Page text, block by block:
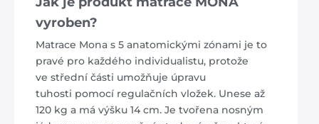
vyroben?
Matrace Mona s 5 anatomickými zónami je to
pravé pro každého individualistu, protože
ve střední části umožňuje úpravu
tuhosti pomocí regulačních vložek. Unese až
120 kg a má výšku 14 cm. Je tvořena nosným